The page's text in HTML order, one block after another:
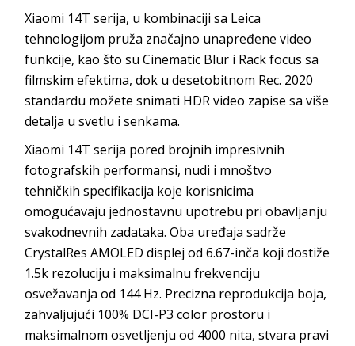
Xiaomi 14T serija, u kombinaciji sa Leica
tehnologijom pruža značajno unapređene video
funkcije, kao što su Cinematic Blur i Rack focus sa
filmskim efektima, dok u desetobitnom Rec. 2020
standardu možete snimati HDR video zapise sa više
detalja u svetlu i senkama.
Xiaomi 14T serija pored brojnih impresivnih
fotografskih performansi, nudi i mnoštvo
tehničkih specifikacija koje korisnicima
omogućavaju jednostavnu upotrebu pri obavljanju
svakodnevnih zadataka. Oba uređaja sadrže
CrystalRes AMOLED displej od 6.67-inča koji dostiže
1.5k rezoluciju i maksimalnu frekvenciju
osvežavanja od 144 Hz. Precizna reprodukcija boja,
zahvaljujući 100% DCI-P3 color prostoru i
maksimalnom osvetljenju od 4000 nita, stvara pravi